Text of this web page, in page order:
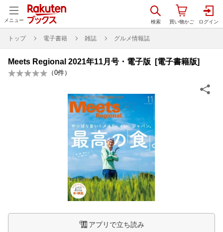
メニュー
トップ 電子書籍 雑誌 グルメ情報誌
Meets Regional 2021年11月号・電子版 [電子書籍版]
（0件）
アプリで立ち読み